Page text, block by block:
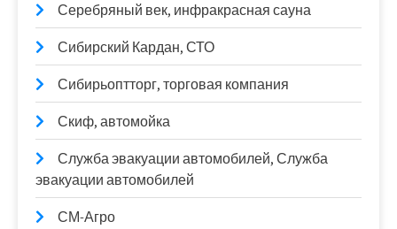
Серебряный век, инфракрасная сауна
Сибирский Кардан, СТО
Сибирьоптторг, торговая компания
Скиф, автомойка
Служба эвакуации автомобилей, Служба
эвакуации автомобилей
СМ-Агро